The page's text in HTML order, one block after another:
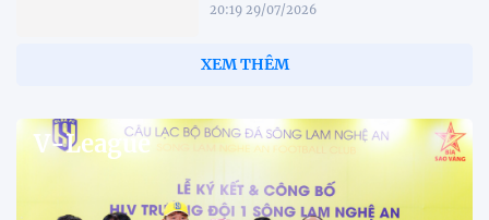
20:19 29/07/2026
ASEAN Cup 2026